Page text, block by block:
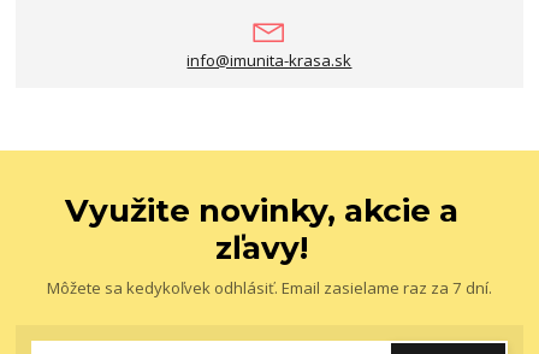
info@imunita-krasa.sk
Využite novinky, akcie a
zľavy!
Môžete sa kedykoľvek odhlásiť. Email zasielame raz za 7 dní.